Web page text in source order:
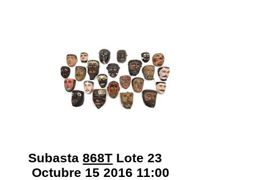
Subasta 868T Lote 23
Octubre 15 2016 11:00